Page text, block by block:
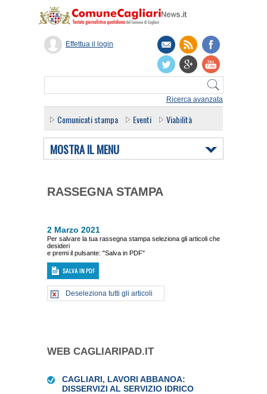
Ricerca avanzata
Effettua il login
Comunicati stampa Eventi Viabilità
MOSTRA IL MENU
RASSEGNA STAMPA
2 Marzo 2021
Per salvare la tua rassegna stampa seleziona gli articoli che
desideri
e premi il pulsante: "Salva in PDF"
Deseleziona tutti gli articoli
WEB CAGLIARIPAD.IT
CAGLIARI, LAVORI ABBANOA:
DISSERVIZI AL SERVIZIO IDRICO